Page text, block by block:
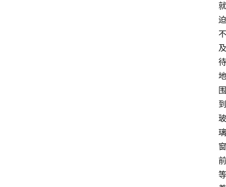
就
迫
不
及
待
地
围
到
玻
璃
窗
前
等